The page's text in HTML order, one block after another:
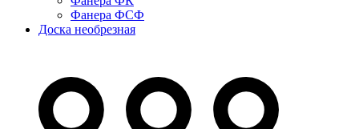
Фанера ФСФ
Доска необрезная